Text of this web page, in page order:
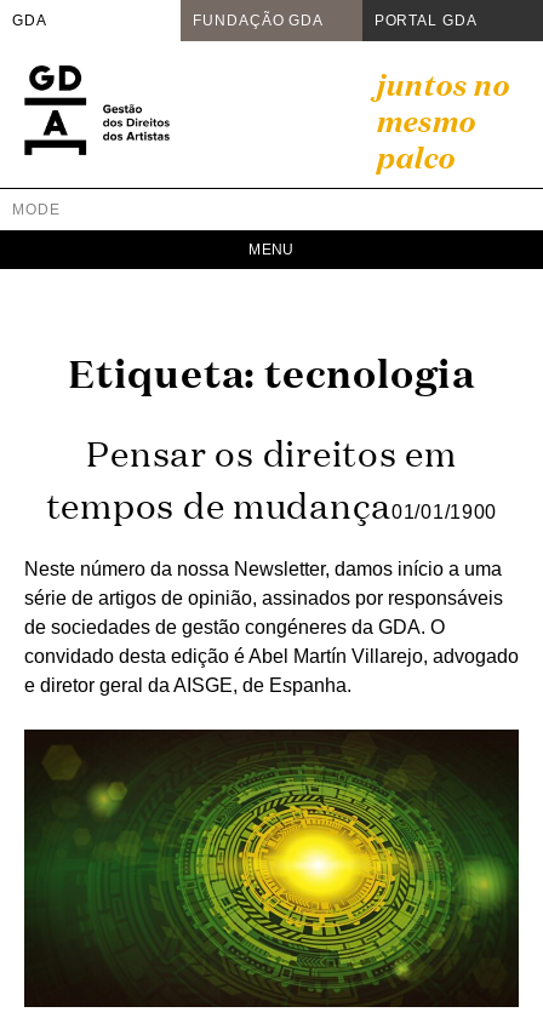
GDA FUNDAÇÃO GDA PORTAL GDA
content
juntos no
mesmo
palco
GDA
Juntos no mesmo palco
MODE
Etiqueta: tecnologia
Pensar os direitos em
tempos de mudança01/01/1900
Neste número da nossa Newsletter, damos início a uma
série de artigos de opinião, assinados por responsáveis
de sociedades de gestão congéneres da GDA. O
convidado desta edição é Abel Martín Villarejo, advogado
e diretor geral da AISGE, de Espanha.